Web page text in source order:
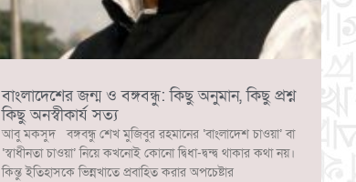
বাংলাদেশের জন্ম ও বঙ্গবন্ধু: কিছু অনুমান, কিছু প্রশ্ন
কিছু অনস্বীকার্য সত্য
আবু মকসুদ বঙ্গবন্ধু শেখ মুজিবুর রহমানের ‘বাংলাদেশ চাওয়া’ বা
‘স্বাধীনতা চাওয়া’ নিয়ে কখনোই কোনো দ্বিধা-দ্বন্দ্ব থাকার কথা নয়।
কিন্তু ইতিহাসকে ভিন্নখাতে প্রবাহিত করার অপচেষ্টার